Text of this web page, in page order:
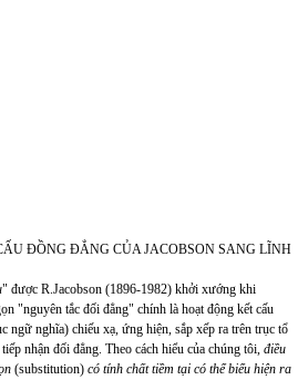
ĐỒNG ĐẲNG CỦA JACOBSON SANG LĨNH
" được R.Jacobson (1896-1982) khởi xướng khi
"nguyên tắc đối đẳng" chính là hoạt động kết cấu
ngữ nghĩa) chiếu xạ, ứng hiện, sắp xếp ra trên trục tổ
nhận đối đẳng. Theo cách hiểu của chúng tôi, điều
(substitution) có tính chất tiềm tại có thể biểu hiện ra